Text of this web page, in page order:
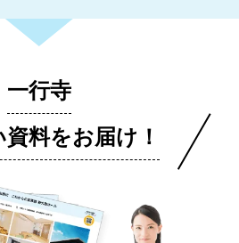
一行寺
料をお届け！